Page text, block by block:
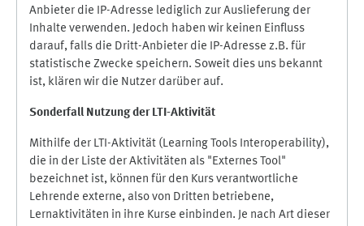
Anbieter die IP-Adresse lediglich zur Auslieferung der
Inhalte verwenden. Jedoch haben wir keinen Einfluss
darauf, falls die Dritt-Anbieter die IP-Adresse z.B. für
statistische Zwecke speichern. Soweit dies uns bekannt
ist, klären wir die Nutzer darüber auf.
Sonderfall Nutzung der LTI-Aktivität
Mithilfe der LTI-Aktivität (Learning Tools Interoperability),
die in der Liste der Aktivitäten als "Externes Tool"
bezeichnet ist, können für den Kurs verantwortliche
Lehrende externe, also von Dritten betriebene,
Lernaktivitäten in ihre Kurse einbinden. Je nach Art dieser